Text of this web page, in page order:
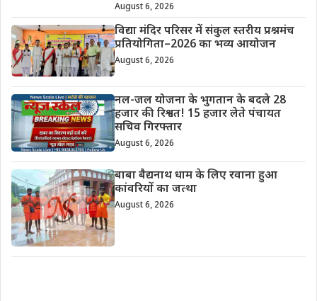
August 6, 2026
विद्या मंदिर परिसर में संकुल स्तरीय प्रश्नमंच
प्रतियोगिता–2026 का भव्य आयोजन
August 6, 2026
नल-जल योजना के भुगतान के बदले 28
हजार की रिश्वत! 15 हजार लेते पंचायत
सचिव गिरफ्तार
August 6, 2026
बाबा बैद्यनाथ धाम के लिए रवाना हुआ
कांवरियों का जत्था
August 6, 2026